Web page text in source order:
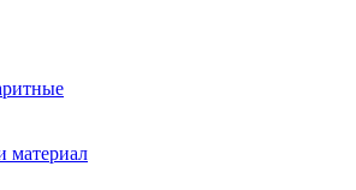
материал